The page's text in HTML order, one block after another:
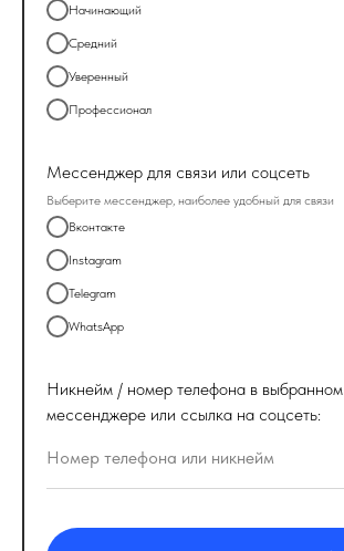
Начинающий
Средний
Уверенный
Профессионал
Мессенджер для связи или соцсеть
Выберите мессенджер, наиболее удобный для связи
Вконтакте
Instagram
Telegram
WhatsApp
Никнейм / номер телефона в выбранном
мессенджере или ссылка на соцсеть: